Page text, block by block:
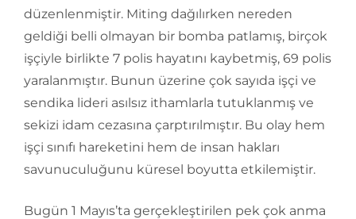
düzenlenmiştir. Miting dağılırken nereden
geldiği belli olmayan bir bomba patlamış, birçok
işçiyle birlikte 7 polis hayatını kaybetmiş, 69 polis
yaralanmıştır. Bunun üzerine çok sayıda işçi ve
sendika lideri asılsız ithamlarla tutuklanmış ve
sekizi idam cezasına çarptırılmıştır. Bu olay hem
işçi sınıfı hareketini hem de insan hakları
savunuculuğunu küresel boyutta etkilemiştir.
Bugün 1 Mayıs’ta gerçekleştirilen pek çok anma